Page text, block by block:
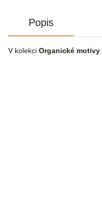
Popis
V kolekci Organické motivy